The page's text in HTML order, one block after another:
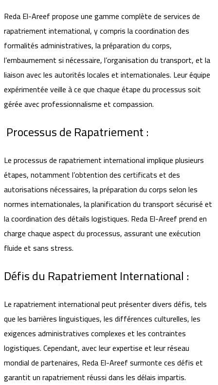
Reda El-Areef propose une gamme complète de services de
rapatriement international, y compris la coordination des
formalités administratives, la préparation du corps,
l’embaumement si nécessaire, l’organisation du transport, et la
liaison avec les autorités locales et internationales. Leur équipe
expérimentée veille à ce que chaque étape du processus soit
gérée avec professionnalisme et compassion.
Processus de Rapatriement :
Le processus de rapatriement international implique plusieurs
étapes, notamment l’obtention des certificats et des
autorisations nécessaires, la préparation du corps selon les
normes internationales, la planification du transport sécurisé et
la coordination des détails logistiques. Reda El-Areef prend en
charge chaque aspect du processus, assurant une exécution
fluide et sans stress.
Défis du Rapatriement International :
Le rapatriement international peut présenter divers défis, tels
que les barrières linguistiques, les différences culturelles, les
exigences administratives complexes et les contraintes
logistiques. Cependant, avec leur expertise et leur réseau
mondial de partenaires, Reda El-Areef surmonte ces défis et
garantit un rapatriement réussi dans les délais impartis.